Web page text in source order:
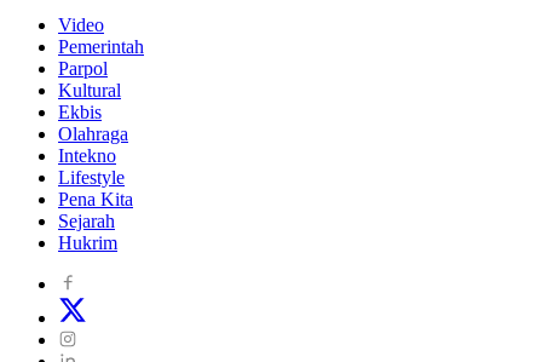
Video
Pemerintah
Parpol
Kultural
Ekbis
Olahraga
Intekno
Lifestyle
Pena Kita
Sejarah
Hukrim